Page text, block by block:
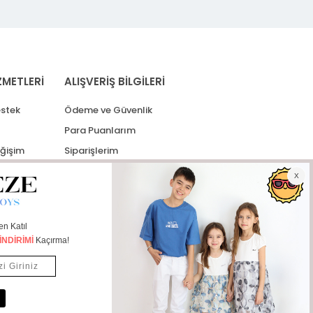
ALIŞVERİŞ BİLGİLERİ
Ödeme ve Güvenlik
Para Puanlarım
Siparişlerim